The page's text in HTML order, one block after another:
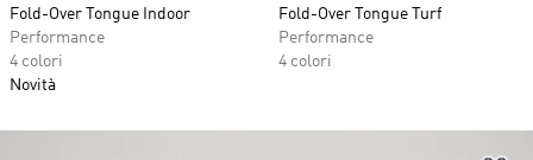
Fold-Over Tongue Indoor
Performance
4 colori
Novità
Fold-Over Tongue Turf
Performance
4 colori